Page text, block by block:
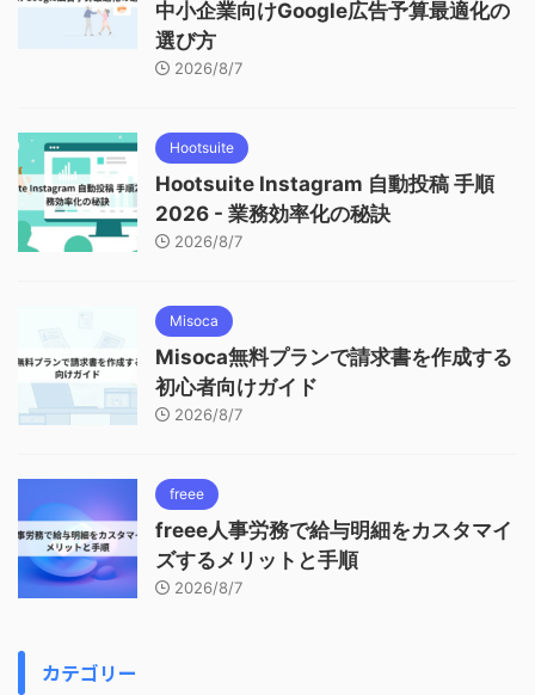
中小企業向けGoogle広告予算最適化の
選び方
2026/8/7
Hootsuite
Hootsuite Instagram 自動投稿 手順
2026 - 業務効率化の秘訣
2026/8/7
Misoca
Misoca無料プランで請求書を作成する
初心者向けガイド
2026/8/7
freee
freee人事労務で給与明細をカスタマイ
ズするメリットと手順
2026/8/7
カテゴリー